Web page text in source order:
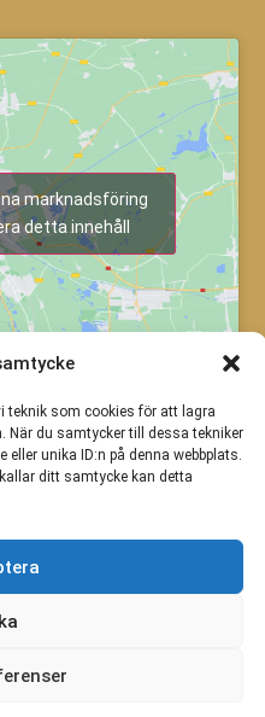
teknik som cookies för att lagra
du samtycker till dessa tekniker
eller unika ID:n på denna webbplats.
ditt samtycke kan detta
marknadsföring
detta innehåll